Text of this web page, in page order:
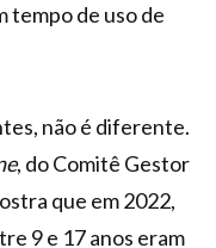
tempo de uso de
não é diferente.
, do Comitê Gestor
que em 2022,
9 e 17 anos eram